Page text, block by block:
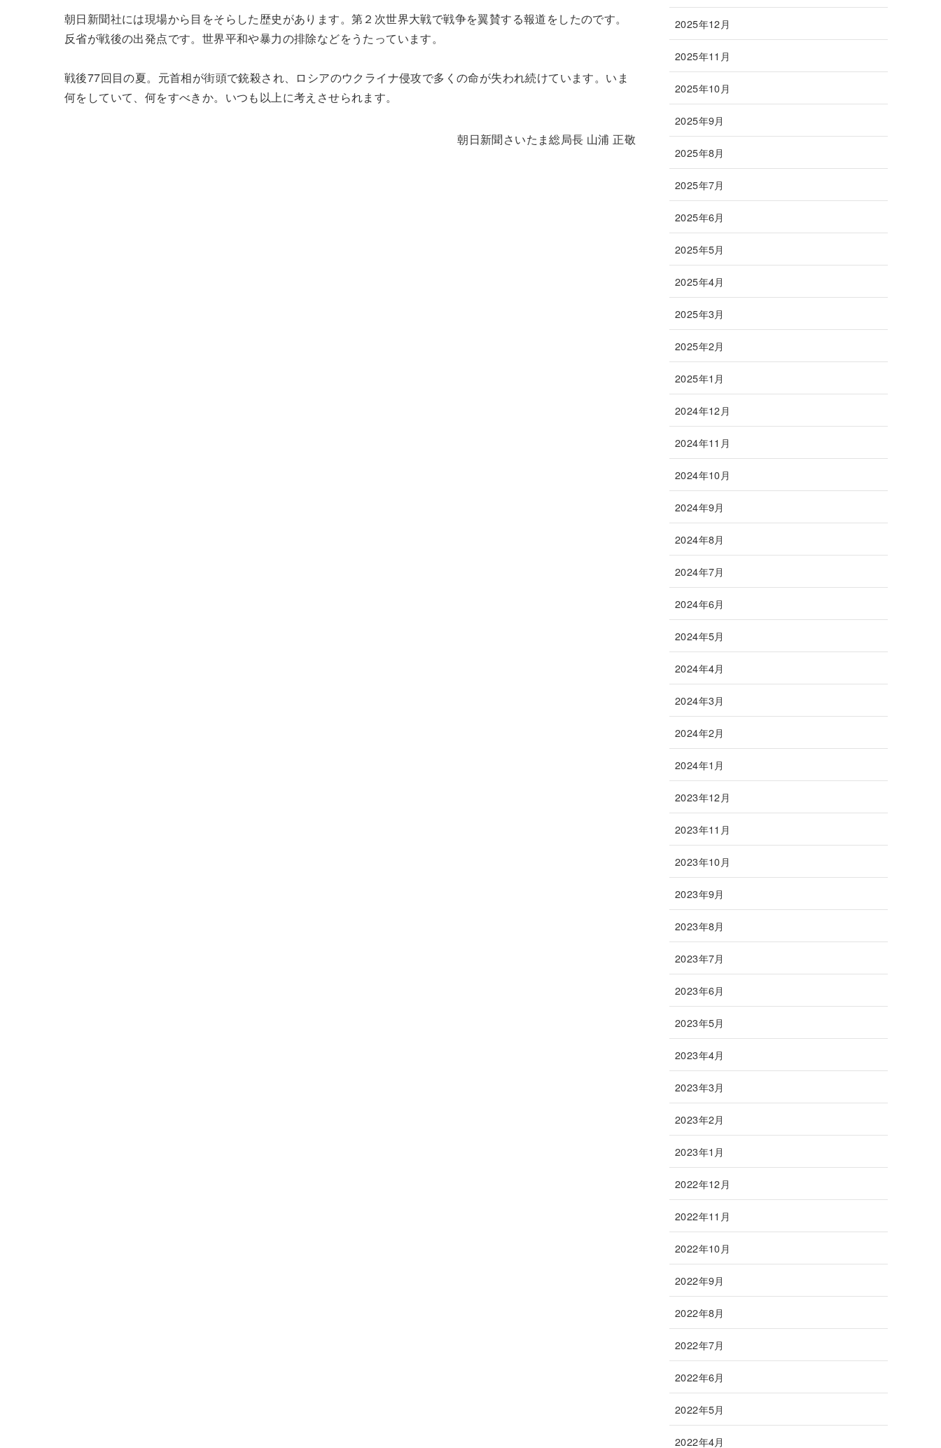
朝日新聞社には現場から目をそらした歴史があります。第２次世界大戦で戦争を翼賛する報道をしたのです。
反省が戦後の出発点です。世界平和や暴力の排除などをうたっています。
戦後77回目の夏。元首相が街頭で銃殺され、ロシアのウクライナ侵攻で多くの命が失われ続けています。いま
何をしていて、何をすべきか。いつも以上に考えさせられます。
朝日新聞さいたま総局長 山浦 正敬
2025年12月
2025年11月
2025年10月
2025年9月
2025年8月
2025年7月
2025年6月
2025年5月
2025年4月
2025年3月
2025年2月
2025年1月
2024年12月
2024年11月
2024年10月
2024年9月
2024年8月
2024年7月
2024年6月
2024年5月
2024年4月
2024年3月
2024年2月
2024年1月
2023年12月
2023年11月
2023年10月
2023年9月
2023年8月
2023年7月
2023年6月
2023年5月
2023年4月
2023年3月
2023年2月
2023年1月
2022年12月
2022年11月
2022年10月
2022年9月
2022年8月
2022年7月
2022年6月
2022年5月
2022年4月